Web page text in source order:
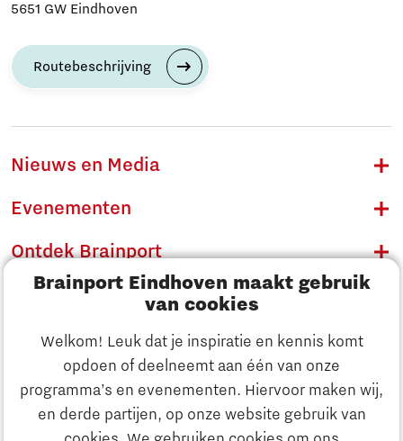
Brainport Eindhoven maakt gebruik
van cookies
Welkom! Leuk dat je inspiratie en kennis komt
opdoen of deelneemt aan één van onze
programma’s en evenementen. Hiervoor maken wij,
en derde partijen, op onze website gebruik van
Ontdek Brainport
5651 GW Eindhoven
Routebeschrijving
Nieuws en Media
Evenementen
Ontdek Brainport
Innovatie
Ondernemen
Onderwijs
Maatschappelijk